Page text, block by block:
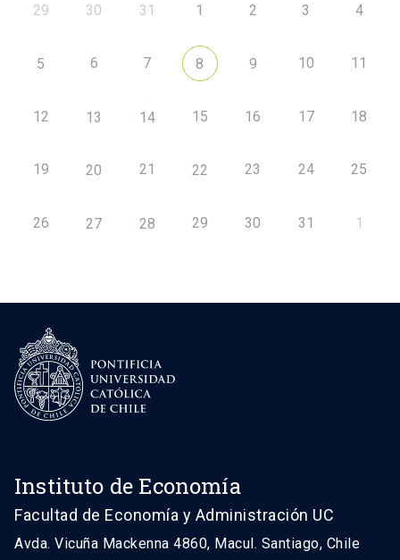
29 30 31 1 2 3 4
5 6 7 8 9 10 11
12 13 14 15 16 17 18
19 20 21 22 23 24 25
26 27 28 29 30 31 1
Instituto de Economía
Facultad de Economía y Administración UC
Avda. Vicuña Mackenna 4860, Macul. Santiago, Chile